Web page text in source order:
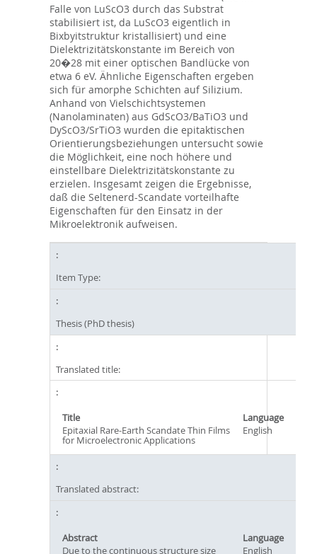
Falle von LuScO3 durch das Substrat
stabilisiert ist, da LuScO3 eigentlich in
Bixbyitstruktur kristallisiert) und eine
Dielektrizitätskonstante im Bereich von
20�28 mit einer optischen Bandlücke von
etwa 6 eV. Ähnliche Eigenschaften ergeben
sich für amorphe Schichten auf Silizium.
Anhand von Vielschichtsystemen
(Nanolaminaten) aus GdScO3/BaTiO3 und
DyScO3/SrTiO3 wurden die epitaktischen
Orientierungsbeziehungen untersucht sowie
die Möglichkeit, eine noch höhere und
einstellbare Dielektrizitätskonstante zu
erzielen. Insgesamt zeigen die Ergebnisse,
daß die Seltenerd-Scandate vorteilhafte
Eigenschaften für den Einsatz in der
Mikroelektronik aufweisen.
Item Type:
Thesis (PhD thesis)
Translated title:
Title
Language
Epitaxial Rare-Earth Scandate Thin Films
for Microelectronic Applications
English
Translated abstract:
Abstract
Language
Due to the continuous structure size
English